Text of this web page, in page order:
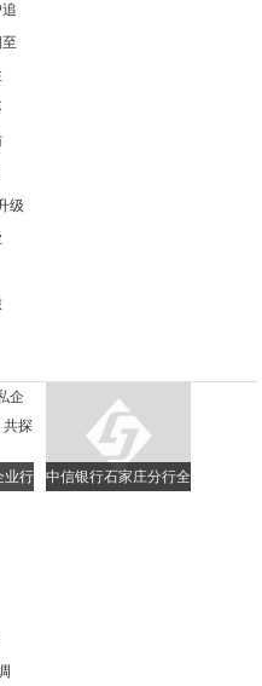
级
业行
中信银行石家庄分行全